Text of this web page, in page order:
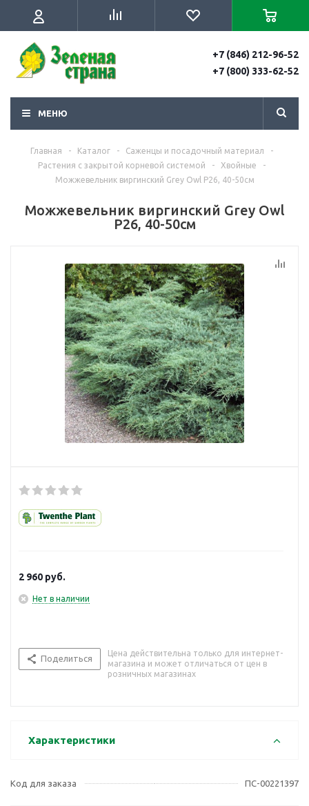
+7 (846) 212-96-52
+7 (800) 333-62-52
МЕНЮ
Главная - Каталог - Саженцы и посадочный материал
-
Растения с закрытой корневой системой
- Хвойные
-
Можжевельник виргинский Grey Owl Р26, 40-50см
Можжевельник виргинский Grey Owl
Р26, 40-50см
2 960 руб.
Нет в наличии
Поделиться
Цена действительна только для интернет-
магазина и может отличаться от цен в
розничных магазинах
Характеристики
Код для заказа ПС-00221397